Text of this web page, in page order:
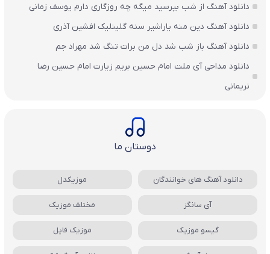
دانلود آهنگ از شب بپرسید میگه چه روزگاری دارم یوسف زمانی
دانلود آهنگ دین منه یاراشیر سنه گلینلیک افشین آذری
دانلود آهنگ باز شب شد دل من برات تنگ شد مهراد جم
دانلود مداحی آی ملت امام حسین بریم زیارت امام حسین رضا
نریمانی
دوستان ما
دانلود آهنگ های خوانندگان موزیکدل
آی سانگز مختلف موزیک
گیسو موزیک موزیک فایل